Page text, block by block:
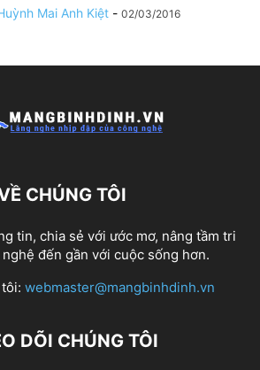
Mai Anh Kiệt - 02/03/2016
CHÚNG TÔI
tin, chia sẻ với ước mơ, nâng tầm tri
đến gần với cuộc sống hơn.
webmaster@mangbinhdinh.vn
DÕI CHÚNG TÔI